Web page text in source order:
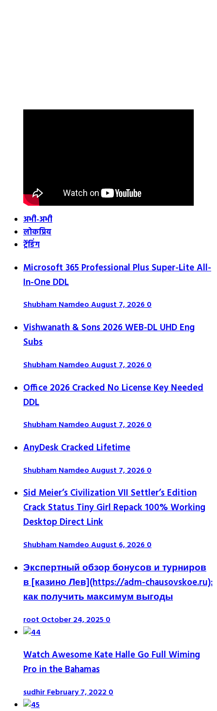
अभी-अभी
लोकप्रिय
ट्रेंडिंग
Microsoft 365 Professional Plus Super-Lite All-
In-One DDL
Shubham NamdeoAugust 7, 20260
Vishwanath & Sons 2026 WEB-DL UHD Eng
Subs
Shubham NamdeoAugust 7, 20260
Office 2026 Cracked No License Key Needed
DDL
Shubham NamdeoAugust 7, 20260
AnyDesk Cracked Lifetime
Shubham NamdeoAugust 7, 20260
Sid Meier’s Civilization VII Settler’s Edition
Crack Status Tiny Girl Repack 100% Working
Desktop Direct Link
Shubham NamdeoAugust 6, 20260
Экспертный обзор бонусов и турниров
в [казино Лев](https://adm-chausovskoe.ru):
как получить максимум выгоды
rootOctober 24, 20250
Watch Awesome Kate Halle Go Full Wiming
Pro in the Bahamas
sudhirFebruary 7, 20220